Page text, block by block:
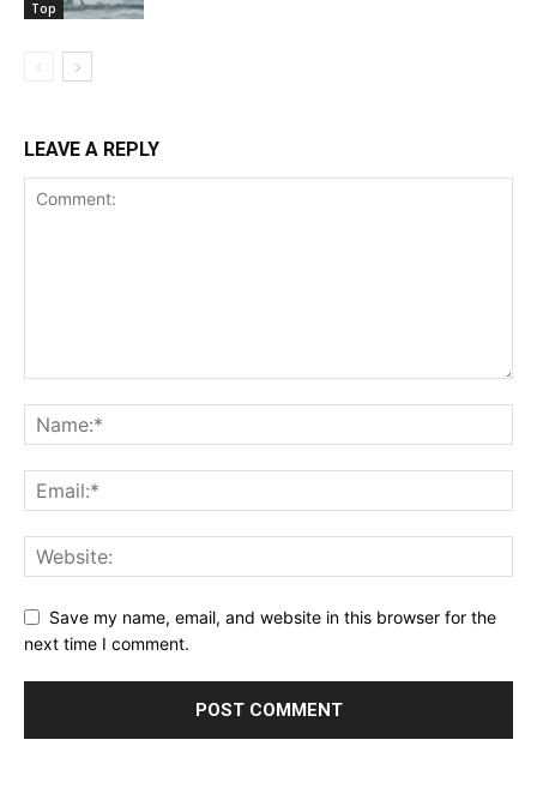
Top
LEAVE A REPLY
Save my name, email, and website in this browser for the
next time I comment.